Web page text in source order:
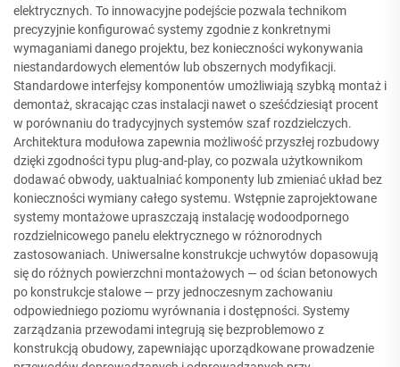
elektrycznych. To innowacyjne podejście pozwala technikom
precyzyjnie konfigurować systemy zgodnie z konkretnymi
wymaganiami danego projektu, bez konieczności wykonywania
niestandardowych elementów lub obszernych modyfikacji.
Standardowe interfejsy komponentów umożliwiają szybką montaż i
demontaż, skracając czas instalacji nawet o sześćdziesiąt procent
w porównaniu do tradycyjnych systemów szaf rozdzielczych.
Architektura modułowa zapewnia możliwość przyszłej rozbudowy
dzięki zgodności typu plug-and-play, co pozwala użytkownikom
dodawać obwody, uaktualniać komponenty lub zmieniać układ bez
konieczności wymiany całego systemu. Wstępnie zaprojektowane
systemy montażowe upraszczają instalację wodoodpornego
rozdzielnicowego panelu elektrycznego w różnorodnych
zastosowaniach. Uniwersalne konstrukcje uchwytów dopasowują
się do różnych powierzchni montażowych — od ścian betonowych
po konstrukcje stalowe — przy jednoczesnym zachowaniu
odpowiedniego poziomu wyrównania i dostępności. Systemy
zarządzania przewodami integrują się bezproblemowo z
konstrukcją obudowy, zapewniając uporządkowane prowadzenie